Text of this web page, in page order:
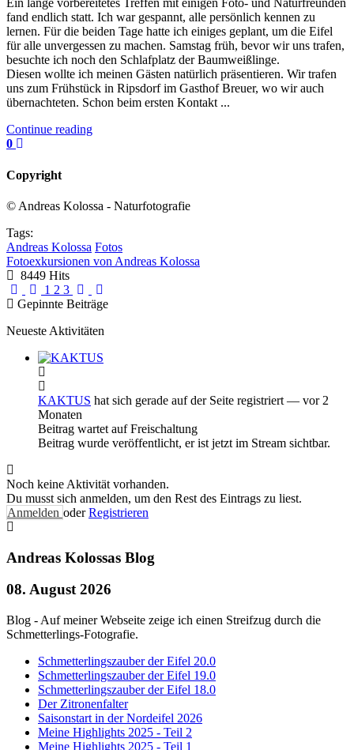
Ein lange vorbereitetes Treffen mit einigen Foto- und Naturfreunden
fand endlich statt. Ich war gespannt, alle persönlich kennen zu
lernen. Für die beiden Tage hatte ich einiges geplant, um die Eifel
für alle unvergessen zu machen. Samstag früh, bevor wir uns trafen,
besuchte ich noch den Schlafplatz der Baumweißlinge.
Diesen wollte ich meinen Gästen natürlich präsentieren. Wir trafen
uns zum Frühstück in Ripsdorf im Gasthof Breuer, wo wir auch
übernachteten. Schon beim ersten Kontakt ...
Continue reading
0
Copyright
© Andreas Kolossa - Naturfotografie
Tags:
Andreas Kolossa Fotos
Fotoexkursionen von Andreas Kolossa
8449 Hits
First Page
Previous Page
1 2 3 Next Page
Gepinnte Beiträge
Neueste Aktivitäten
KAKTUS hat sich gerade auf der Seite registriert — vor 2
Monaten
Beitrag wartet auf Freischaltung
Beitrag wurde veröffentlicht, er ist jetzt im Stream sichtbar.
Noch keine Aktivität vorhanden.
Du musst sich anmelden, um den Rest des Eintrags zu liest.
Anmelden oderRegistrieren
Andreas Kolossas Blog
08. August 2026
Blog - Auf meiner Webseite zeige ich einen Streifzug durch die
Schmetterlings-Fotografie.
Schmetterlingszauber der Eifel 20.0
Schmetterlingszauber der Eifel 19.0
Schmetterlingszauber der Eifel 18.0
Der Zitronenfalter
Saisonstart in der Nordeifel 2026
Meine Highlights 2025 - Teil 2
Meine Highlights 2025 - Teil 1